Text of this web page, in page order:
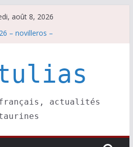
août 8, 2026
– novilleros –
vendredi 7 août
– matadors de toros-
actualités